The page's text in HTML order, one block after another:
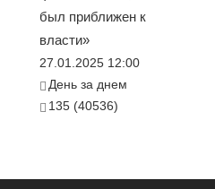
был приближен к
власти»
27.01.2025 12:00
День за днем
135 (40536)